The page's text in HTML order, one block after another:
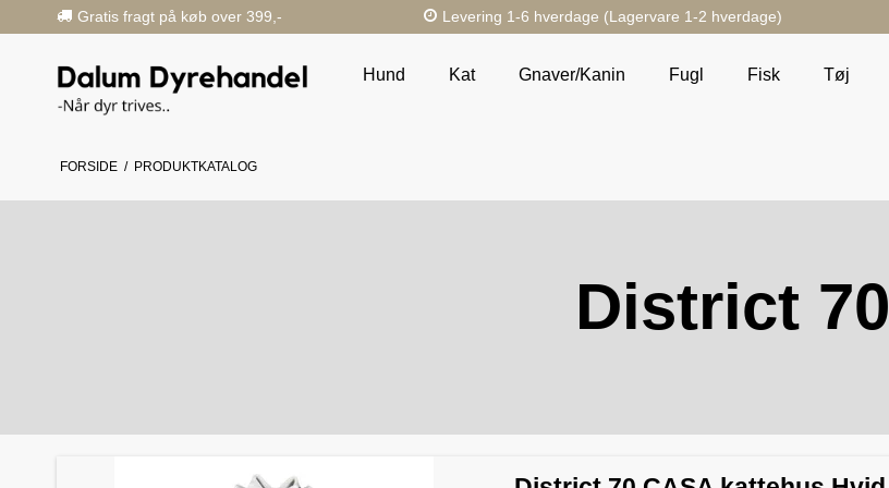
Gratis fragt på køb over 399,- Levering 1-6 hverdage (Lagervare 1-2 hverdage)
Hund Kat Gnaver/Kanin Fugl Fisk Tøj
FORSIDE / PRODUKTKATALOG
District 70